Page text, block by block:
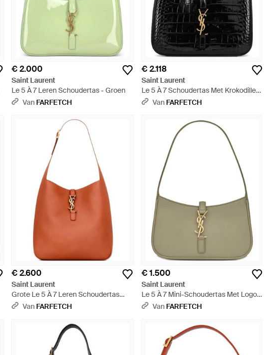
€ 2.000
Saint Laurent
Le 5 À 7 Leren Schoudertas - Groen
Van FARFETCH
€ 2.118
Saint Laurent
Le 5 À 7 Schoudertas Met Krokodillen-
Reliëf - Zwart
Van FARFETCH
€ 2.600
Saint Laurent
Grote Le 5 À 7 Leren Schoudertas
Met Gesp - Oranje
Van FARFETCH
€ 1.500
Saint Laurent
Le 5 À 7 Mini-Schoudertas Met Logo -
Metallic
Van FARFETCH